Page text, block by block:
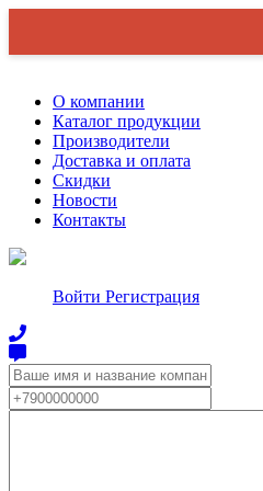
О компании
Каталог продукции
Производители
Доставка и оплата
Скидки
Новости
Контакты
Войти Регистрация